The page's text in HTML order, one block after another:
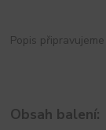
Popis připravujeme
Obsah balení: